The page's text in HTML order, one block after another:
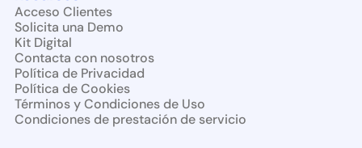
Acceso Clientes
Solicita una Demo
Kit Digital
Contacta con nosotros
Política de Privacidad
Política de Cookies
Términos y Condiciones de Uso
Condiciones de prestación de servicio